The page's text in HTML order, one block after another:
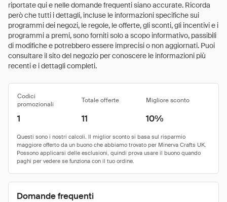
riportate qui e nelle domande frequenti siano accurate. Ricorda
però che tutti i dettagli, incluse le informazioni specifiche sui
programmi dei negozi, le regole, le offerte, gli sconti, gli incentivi e i
programmi a premi, sono forniti solo a scopo informativo, passibili
di modifiche e potrebbero essere imprecisi o non aggiornati. Puoi
consultare il sito del negozio per conoscere le informazioni più
recenti e i dettagli completi.
Codici
promozionali
Totale offerte Migliore sconto
1 11 10%
Domande frequenti